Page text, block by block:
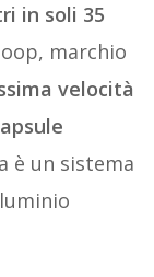
in soli 35
marchio
velocità
è un sistema